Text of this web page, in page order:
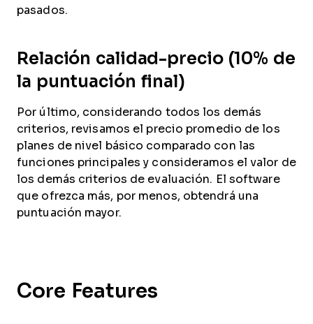
pasados.
Relación calidad-precio (10% de
la puntuación final)
Por último, considerando todos los demás
criterios, revisamos el precio promedio de los
planes de nivel básico comparado con las
funciones principales y consideramos el valor de
los demás criterios de evaluación. El software
que ofrezca más, por menos, obtendrá una
puntuación mayor.
Core Features